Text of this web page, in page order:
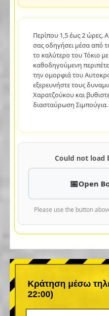
Περίπου 1,5 έως 2 ώρες.
σας οδηγήσει μέσα από
το καλύτερο του Τόκιο
καθοδηγούμενη
την ομορφιά του
εξερευνήστε τους
Χαρατζούκου και
διασταύρωση Σιμπούγια.
Could not load
Open
Please use the button
Κράτηση μέσω
22:00)